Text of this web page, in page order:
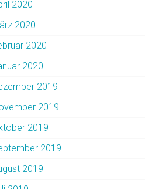
2020
2020
2020
2020
2019
2019
2019
2019
2019